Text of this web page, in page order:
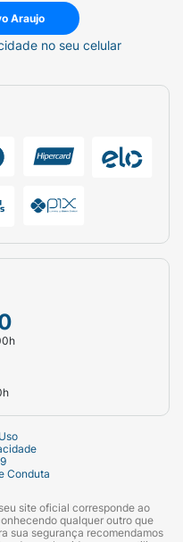
Araujo
no seu celular
Conduta
site oficial corresponde ao
qualquer outro que
sua segurança recomendamos